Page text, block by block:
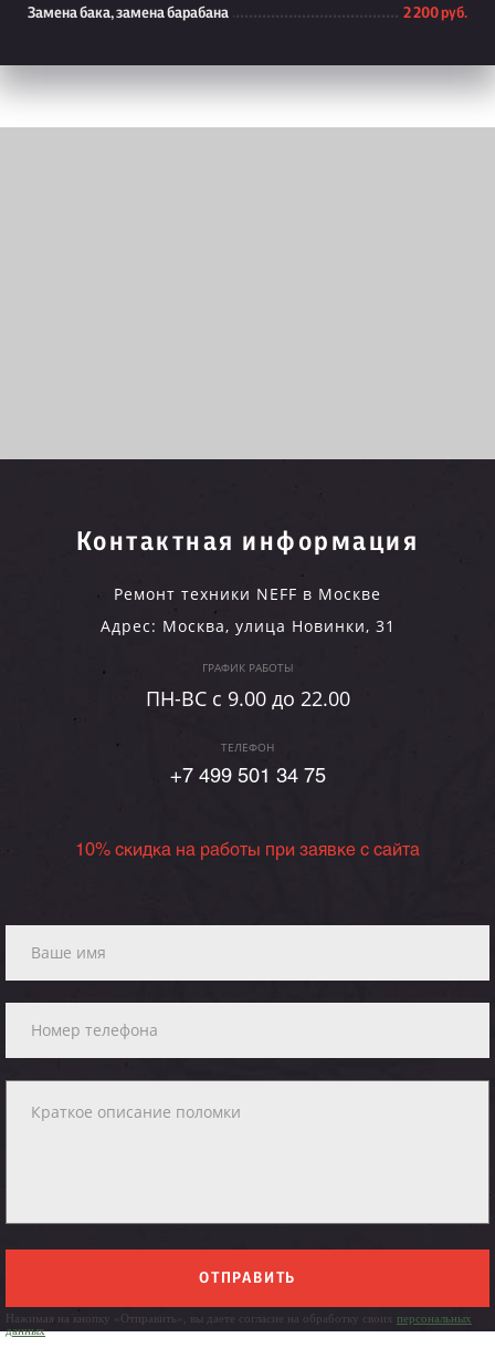
Замена бака, замена барабана 2 200 руб.
Контактная информация
Ремонт техники NEFF в Москве
Адрес: Москва, улица Новинки, 31
ГРАФИК РАБОТЫ
ПН-ВC c 9.00 до 22.00
ТЕЛЕФОН
+7 499 501 34 75
10% скидка на работы при заявке с сайта
ОТПРАВИТЬ
Нажимая на кнопку «Отправить», вы даете согласие на обработку своих персональных
данных